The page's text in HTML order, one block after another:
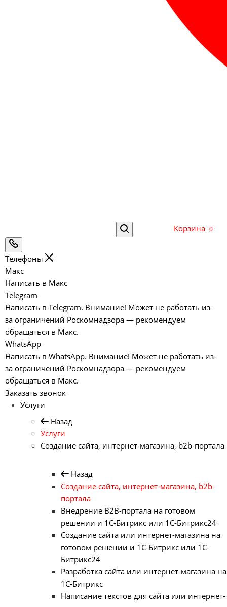
Корзина 0
Телефоны
Макс
Написать в Макс
Telegram
Написать в Telegram. Внимание! Может не работать из-
за ограничений Роскомнадзора — рекомендуем
обращаться в Макс.
WhatsApp
Написать в WhatsApp. Внимание! Может не работать из-
за ограничений Роскомнадзора — рекомендуем
обращаться в Макс.
Заказать звонок
Услуги
Назад
Услуги
Создание сайта, интернет-магазина, b2b-портала
Назад
Создание сайта, интернет-магазина, b2b-
портала
Внедрение B2B-портала на готовом
решении и 1С-Битрикс или 1С-Битрикс24
Создание сайта или интернет-магазина на
готовом решении и 1С-Битрикс или 1С-
Битрикс24
Разработка сайта или интернет-магазина на
1С-Битрикс
Написание текстов для сайта или интернет-